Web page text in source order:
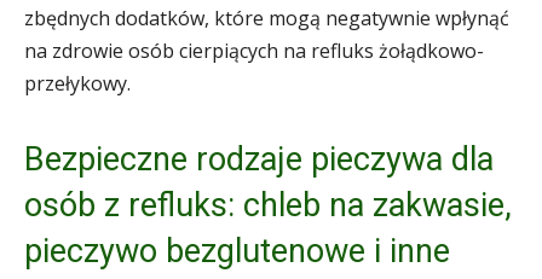
zbędnych dodatków, które mogą negatywnie wpłynąć
na zdrowie osób cierpiących na refluks żołądkowo-
przełykowy.
Bezpieczne rodzaje pieczywa dla
osób z refluks: chleb na zakwasie,
pieczywo bezglutenowe i inne